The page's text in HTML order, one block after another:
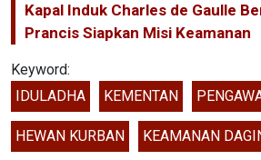
Kapal Induk Charles de Gaulle
Prancis Siapkan Misi Keamanan
Keyword:
IDULADHA
KEMENTAN
HEWAN KURBAN KEAMANAN